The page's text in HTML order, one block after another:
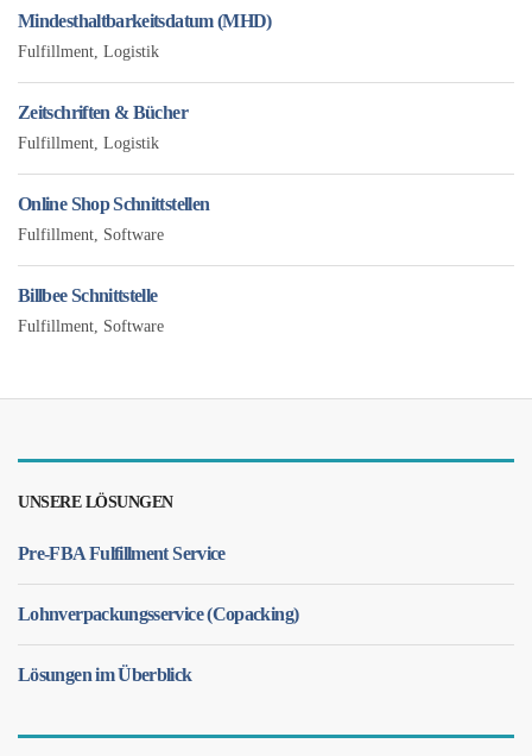
Mindesthaltbarkeitsdatum (MHD)
Fulfillment, Logistik
Zeitschriften & Bücher
Fulfillment, Logistik
Online Shop Schnittstellen
Fulfillment, Software
Billbee Schnittstelle
Fulfillment, Software
UNSERE LÖSUNGEN
Pre-FBA Fulfillment Service
Lohnverpackungsservice (Copacking)
Lösungen im Überblick